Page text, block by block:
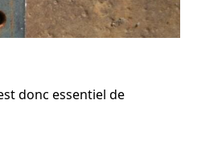
donc essentiel de